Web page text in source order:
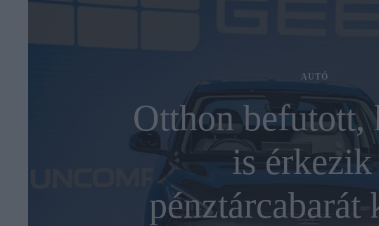
AUTÓ
Otthon befutott,
is érkezik
pénztárcabarát